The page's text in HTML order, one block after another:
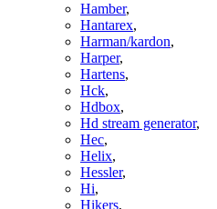
Hamber,
Hantarex,
Harman/kardon,
Harper,
Hartens,
Hck,
Hdbox,
Hd stream generator,
Hec,
Helix,
Hessler,
Hi,
Hikers,